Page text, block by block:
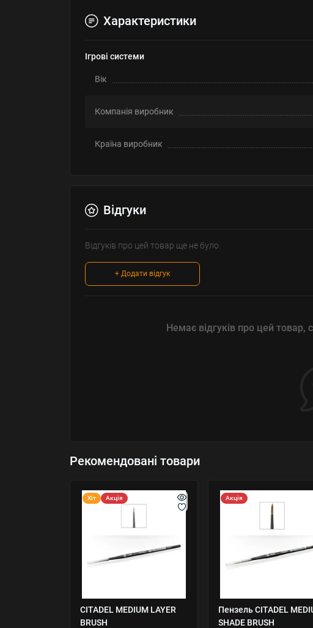
Характеристики
Ігрові системи
Вік
Компанія виробник
Країна виробник
Відгуки
Відгуків про цей товар ще не було.
+ Додати відгук
Немає відгуків про цей товар,
Рекомендовані товари
Хіт Акція
CITADEL MEDIUM LAYER
BRUSH
Акція
Пензель CITADEL
SHADE BRUSH